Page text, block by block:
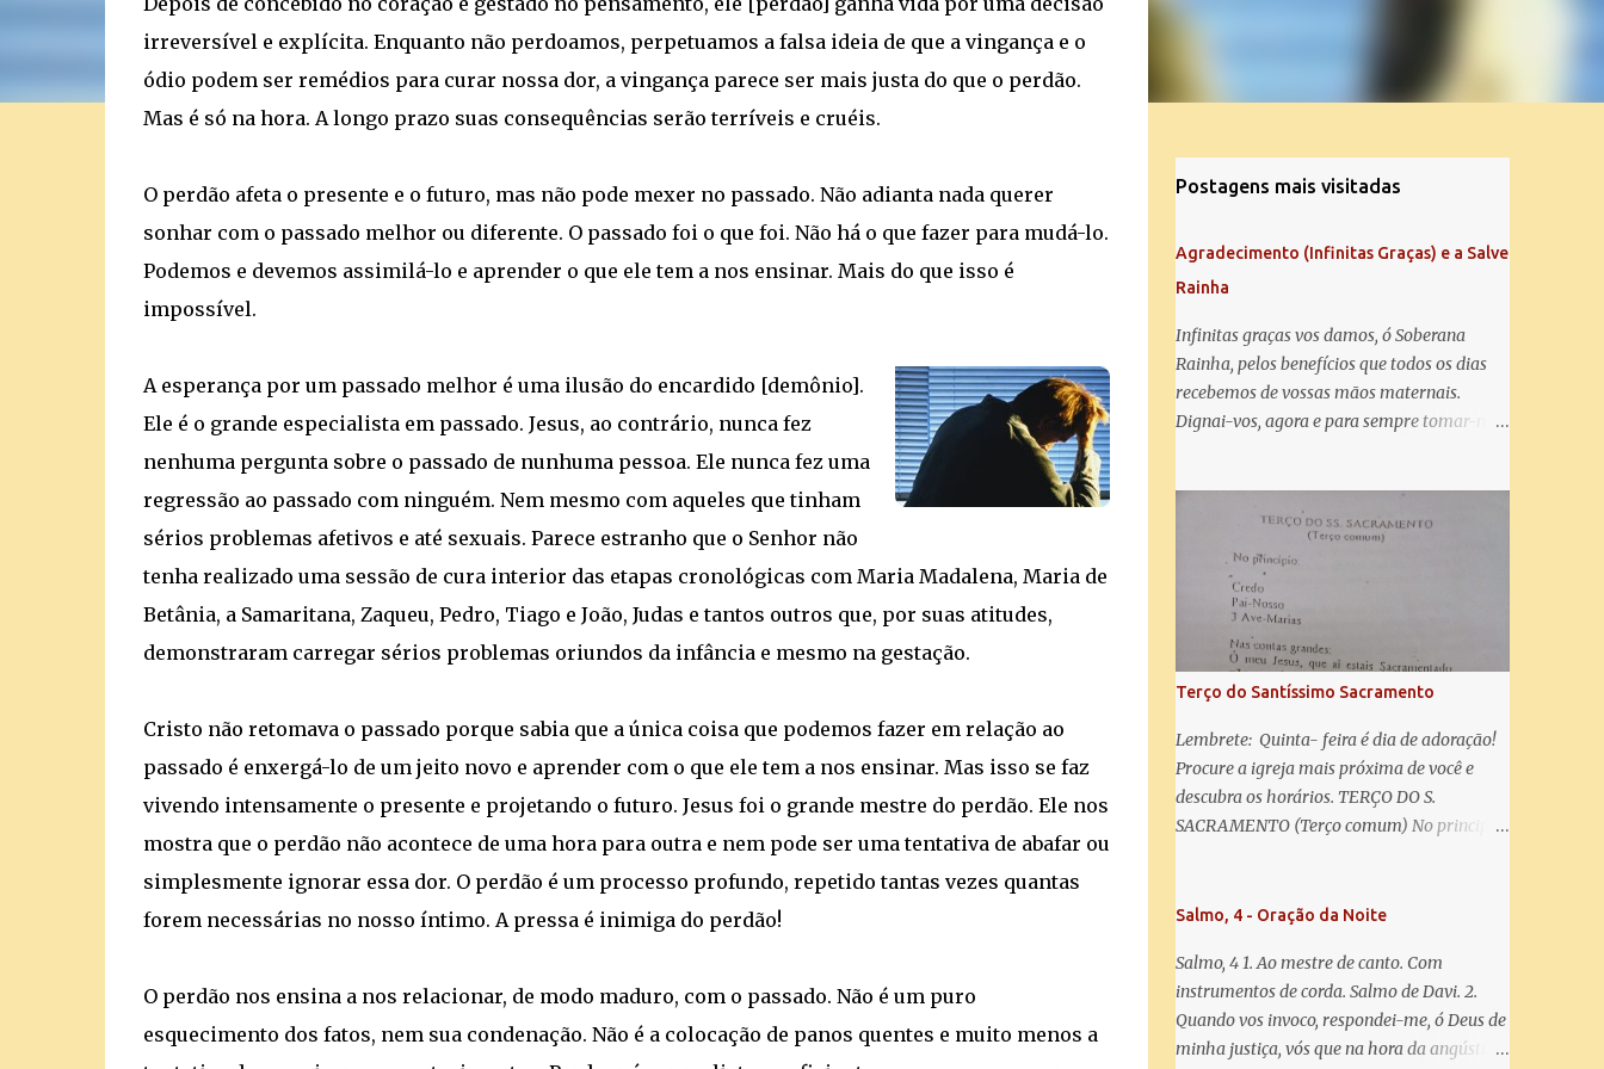
irreversível e explícita. Enquanto não perdoamos, perpetuamos a falsa ideia de que a vingança e o
ódio podem ser remédios para curar nossa dor, a vingança parece ser mais justa do que o perdão.
Mas é só na hora. A longo prazo suas consequências serão terríveis e cruéis.
O perdão afeta o presente e o futuro, mas não pode mexer no passado. Não adianta nada querer
sonhar com o passado melhor ou diferente. O passado foi o que foi. Não há o que fazer para mudá-lo.
Podemos e devemos assimilá-lo e aprender o que ele tem a nos ensinar. Mais do que isso é
impossível.
A esperança por um passado melhor é uma ilusão do encardido [demônio].
Ele é o grande especialista em passado. Jesus, ao contrário, nunca fez
nenhuma pergunta sobre o passado de nunhuma pessoa. Ele nunca fez uma
regressão ao passado com ninguém. Nem mesmo com aqueles que tinham
sérios problemas afetivos e até sexuais. Parece estranho que o Senhor não
tenha realizado uma sessão de cura interior das etapas cronológicas com Maria Madalena, Maria de
Betânia, a Samaritana, Zaqueu, Pedro, Tiago e João, Judas e tantos outros que, por suas atitudes,
demonstraram carregar sérios problemas oriundos da infância e mesmo na gestação.
Cristo não retomava o passado porque sabia que a única coisa que podemos fazer em relação ao
passado é enxergá-lo de um jeito novo e aprender com o que ele tem a nos ensinar. Mas isso se faz
vivendo intensamente o presente e projetando o futuro. Jesus foi o grande mestre do perdão. Ele nos
mostra que o perdão não acontece de uma hora para outra e nem pode ser uma tentativa de abafar ou
simplesmente ignorar essa dor. O perdão é um processo profundo, repetido tantas vezes quantas
forem necessárias no nosso íntimo. A pressa é inimiga do perdão!
O perdão nos ensina a nos relacionar, de modo maduro, com o passado. Não é um puro
esquecimento dos fatos, nem sua condenação. Não é a colocação de panos quentes e muito menos a
Postagens mais visitadas
Agradecimento (Infinitas Graças) e a Salve
Rainha
Infinitas graças vos damos, ó Soberana
Rainha, pelos benefícios que todos os dias
recebemos de vossas mãos maternais.
Dignai-vos, agora e para sempre tomar-nos
Salve Rainha: Salve Rainha , Mãe de
misericórdia, vida, doçura, esperança nossa,
salve! A vós bradamos os degredados filhos
de Eva, a vós suspiramos, gemendo e
chorando neste vale de lágrimas. Eia, pois,
Advogada nossa, estes vossos olhos
misericordiosos a nós volvei, e depois deste
desterro, mostrai-nos Jesus. Bendito é o
fruto do vosso ventre, ó clemente, ó piedosa,
ó doce e sempre Virgem Maria. Rogai por
nós Santa Mãe de Deus. Para que sejamos
dignos das promessas de Cristo. Amém.
Terço do Santíssimo Sacramento
Lembrete: Quinta- feira é dia de adoração!
Procure a igreja mais próxima de você e
descubra os horários. TERÇO DO S.
SACRAMENTO (Terço comum) No principio:
Sacramentado, não permitais que eu viva
coração ao Vosso e o Vosso ao meu, e, nem
sem Vós morra eu! Nas contas pequenas:
Sacramento de Amor! Misericórdia Senhor!
Glória ao Pai: Cristo pão da vida e remédio
Salmo, 4 - Oração da Noite
Salmo, 4 1. Ao mestre de canto. Com
instrumentos de corda. Salmo de Davi. 2.
Quando vos invoco, respondei-me, ó Deus de
minha justiça, vós que na hora da angústia